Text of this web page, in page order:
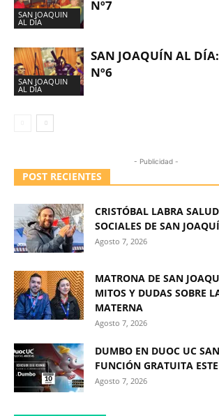
SAN JOAQUIN
AL DÍA
Nº7
SAN JOAQUIN
AL DÍA
SAN JOAQUÍN AL
Nº6
- Publicidad -
POST RECIENTES
CRISTÓBAL LABRA
SOCIALES DE SAN
Agosto 7, 2026
MATRONA DE SAN
MITOS Y DUDAS SOBRE
MATERNA
Agosto 7, 2026
DUMBO EN DUOC UC
FUNCIÓN GRATUITA
Agosto 7, 2026